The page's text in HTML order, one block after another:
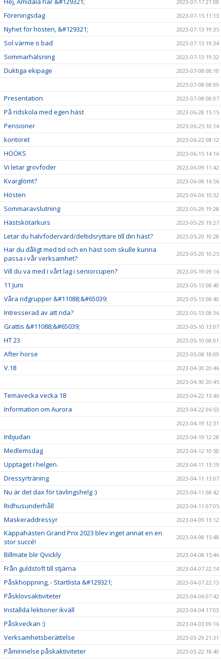
2023-07-17 21:08
Föreningsdag 2023-07-15 11:13
Nyhet för hösten, &#129321; 2023-07-13 19:35
Sol värme o bad 2023-07-13 19:34
Sommarhälsning 2023-07-13 19:32
Duktiga ekipage
2023-07-08 08:10
2023-07-08 08:09
Presentation 2023-07-08 08:07
På ridskola med egen häst 2023-06-28 15:15
Pensioner 2023-06-25 10:14
kontoret 2023-06-22 08:12
HÖÖKS 2023-06-15 14:16
Vi letar grovfoder 2023-06-09 11:42
Kvarglömt? 2023-06-08 16:56
Hösten 2023-06-06 10:32
Sommaravslutning 2023-05-29 19:28
Hästskötarkurs 2023-05-29 19:27
Letar du halvfodervärd/deltidsryttare till din häst? 2023-05-20 10:28
Har du dåligt med tid och en häst som skulle kunna
passa i vår verksamhet?
2023-05-20 10:25
Vill du va med i vårt lag i seniorcupen? 2023-05-19 09:16
11 Juni 2023-05-13 08:40
Våra ridgrupper &#11088;&#65039; 2023-05-13 08:40
Intresserad av att rida? 2023-05-13 08:36
Grattis &#11088;&#65039; 2023-05-10 13:07
HT 23 2023-05-10 08:01
After horse 2023-05-08 18:09
V.18
2023-04-30 20:46
2023-04-30 20:45
Temavecka vecka 18 2023-04-22 13:46
Information om Aurora
2023-04-22 06:53
2023-04-19 12:31
Inbjudan 2023-04-19 12:28
Medlemsdag 2023-04-12 10:50
Upptaget i helgen. 2023-04-11 13:19
Dressyrträning 2023-04-11 13:07
Nu är det dax för tävlingshelg :) 2023-04-11 08:42
Ridhusunderhåll 2023-04-11 07:05
Maskeraddressyr 2023-04-09 13:12
Käppahästen Grand Prix 2023 blev inget annat en en
stor succé!
2023-04-08 15:48
Billmate blir Qvickly 2023-04-08 15:46
Från guldstoft till stjärna 2023-04-07 22:14
Påskhoppning, - Startlista &#129321; 2023-04-07 22:13
Påsklovsaktiviteter 2023-04-06 07:42
Inställda lektioner ikväll 2023-04-04 17:03
Påskveckan :) 2023-04-03 09:16
Verksamhetsberättelse 2023-03-29 21:31
Påminnelse påskaktiviteter 2023-03-22 18:40